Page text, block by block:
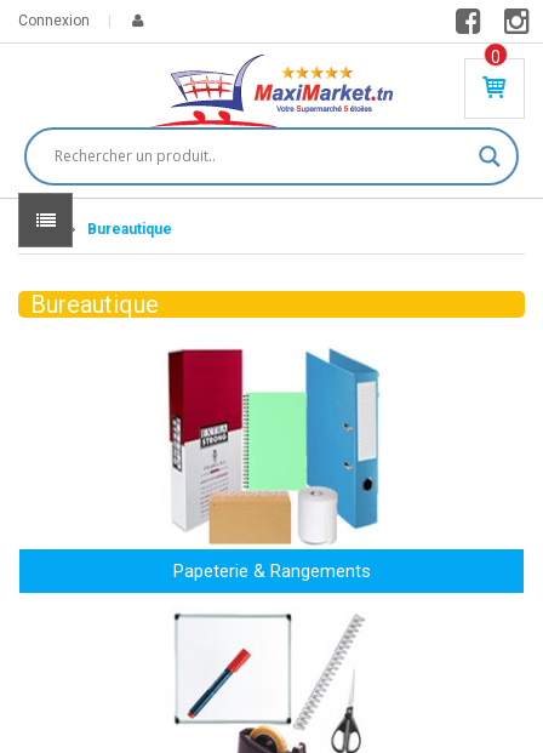
Connexion
0
PR
DU
IT(
S)
0
DT
Home Bureautique
Bureautique
Papeterie & Rangements